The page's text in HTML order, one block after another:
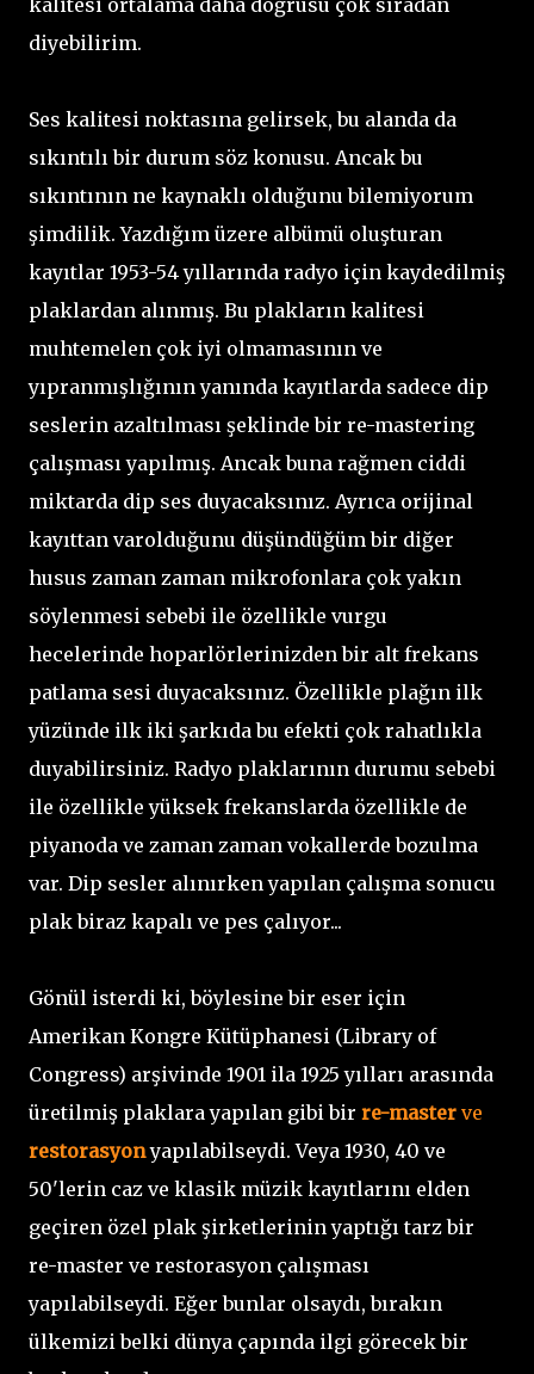
kalitesi ortalama daha doğrusu çok sıradan
diyebilirim.
Ses kalitesi noktasına gelirsek, bu alanda da
sıkıntılı bir durum söz konusu. Ancak bu
sıkıntının ne kaynaklı olduğunu bilemiyorum
şimdilik. Yazdığım üzere albümü oluşturan
kayıtlar 1953-54 yıllarında radyo için kaydedilmiş
plaklardan alınmış. Bu plakların kalitesi
muhtemelen çok iyi olmamasının ve
yıpranmışlığının yanında kayıtlarda sadece dip
seslerin azaltılması şeklinde bir re-mastering
çalışması yapılmış. Ancak buna rağmen ciddi
miktarda dip ses duyacaksınız. Ayrıca orijinal
kayıttan varolduğunu düşündüğüm bir diğer
husus zaman zaman mikrofonlara çok yakın
söylenmesi sebebi ile özellikle vurgu
hecelerinde hoparlörlerinizden bir alt frekans
patlama sesi duyacaksınız. Özellikle plağın ilk
yüzünde ilk iki şarkıda bu efekti çok rahatlıkla
duyabilirsiniz. Radyo plaklarının durumu sebebi
ile özellikle yüksek frekanslarda özellikle de
piyanoda ve zaman zaman vokallerde bozulma
var. Dip sesler alınırken yapılan çalışma sonucu
plak biraz kapalı ve pes çalıyor...
Gönül isterdi ki, böylesine bir eser için
Amerikan Kongre Kütüphanesi (Library of
Congress) arşivinde 1901 ila 1925 yılları arasında
üretilmiş plaklara yapılan gibi bir re-master ve
restorasyonyapılabilseydi. Veya 1930, 40 ve
50'lerin caz ve klasik müzik kayıtlarını elden
geçiren özel plak şirketlerinin yaptığı tarz bir
re-master ve restorasyon çalışması
yapılabilseydi. Eğer bunlar olsaydı, bırakın
ülkemizi belki dünya çapında ilgi görecek bir